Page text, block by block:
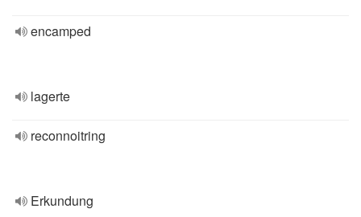
encamped
lagerte
reconnoitring
Erkundung